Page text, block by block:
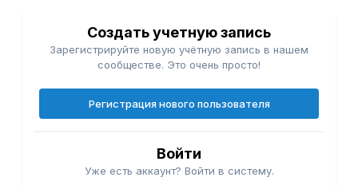
Создать учетную запись
Зарегистрируйте новую учётную запись в нашем
сообществе. Это очень просто!
Регистрация нового пользователя
Войти
Уже есть аккаунт? Войти в систему.